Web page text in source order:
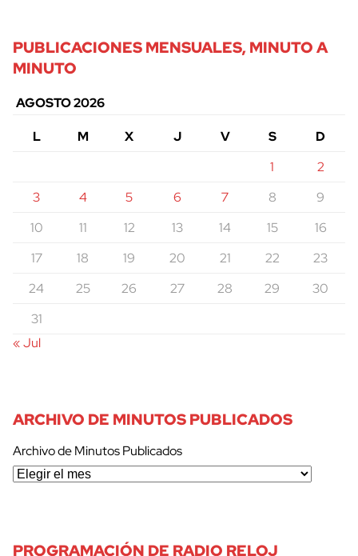
PUBLICACIONES MENSUALES, MINUTO A
MINUTO
AGOSTO 2026
L
M X J V S
D
1
2
3
4 5 6 7 8
9
10
11 12 13 14 15
16
17
18 19 20 21 22
23
24
25 26 27 28 29
30
31
« Jul
ARCHIVO DE MINUTOS PUBLICADOS
Archivo de Minutos Publicados
PROGRAMACIÓN DE RADIO RELOJ